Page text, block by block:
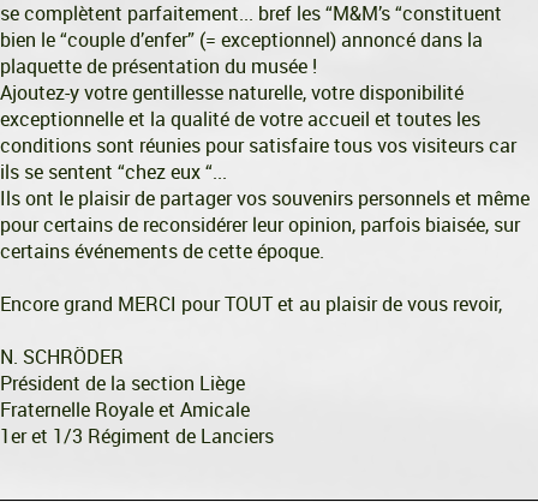
se complètent parfaitement... bref les “M&M’s “constituent
bien le “couple d’enfer” (= exceptionnel) annoncé dans la
plaquette de présentation du musée !
Ajoutez-y votre gentillesse naturelle, votre disponibilité
exceptionnelle et la qualité de votre accueil et toutes les
conditions sont réunies pour satisfaire tous vos visiteurs car
ils se sentent “chez eux “...
Ils ont le plaisir de partager vos souvenirs personnels et même
pour certains de reconsidérer leur opinion, parfois biaisée, sur
certains événements de cette époque.
Encore grand MERCI pour TOUT et au plaisir de vous revoir,
N. SCHRÖDER
Président de la section Liège
Fraternelle Royale et Amicale
1er et 1/3 Régiment de Lanciers